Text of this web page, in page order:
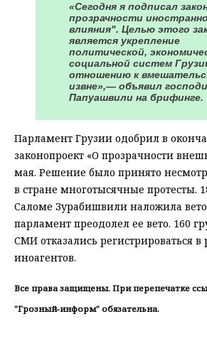
«Сегодня я подписал
прозрачности
влияния". Целью этого
является укрепление
политической,
социальной систем
отношению к
извне»,— объявил
Папуашвили на брифинге.
Парламент Грузии одобрил в
законопроект «О прозрачности
мая. Решение было принято
в стране многотысячные протесты.
Саломе Зурабишвили наложила
парламент преодолел ее вето. 160
СМИ отказались регистрироваться в
иноагентов.
Все права защищены. При перепечатке
"Грозный-информ" обязательна.